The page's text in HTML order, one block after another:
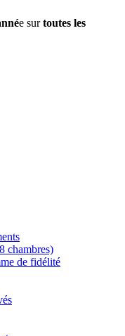
e surtoutes les
chambres)
de fidélité